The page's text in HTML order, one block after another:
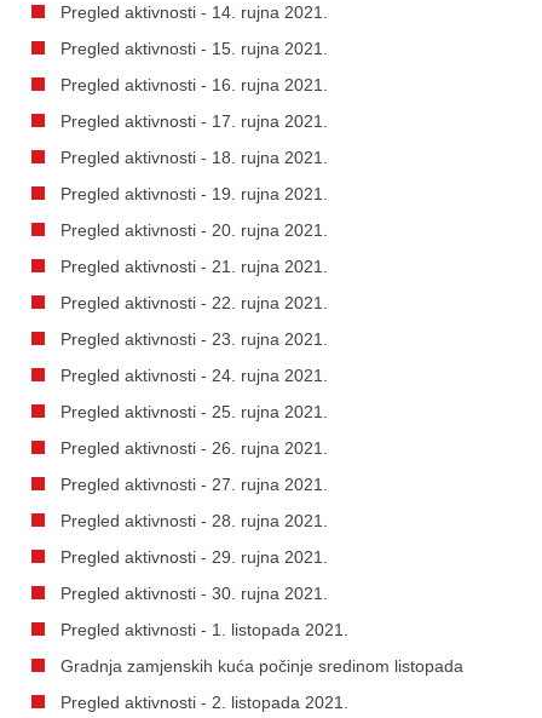
Pregled aktivnosti - 14. rujna 2021.
Pregled aktivnosti - 15. rujna 2021.
Pregled aktivnosti - 16. rujna 2021.
Pregled aktivnosti - 17. rujna 2021.
Pregled aktivnosti - 18. rujna 2021.
Pregled aktivnosti - 19. rujna 2021.
Pregled aktivnosti - 20. rujna 2021.
Pregled aktivnosti - 21. rujna 2021.
Pregled aktivnosti - 22. rujna 2021.
Pregled aktivnosti - 23. rujna 2021.
Pregled aktivnosti - 24. rujna 2021.
Pregled aktivnosti - 25. rujna 2021.
Pregled aktivnosti - 26. rujna 2021.
Pregled aktivnosti - 27. rujna 2021.
Pregled aktivnosti - 28. rujna 2021.
Pregled aktivnosti - 29. rujna 2021.
Pregled aktivnosti - 30. rujna 2021.
Pregled aktivnosti - 1. listopada 2021.
Gradnja zamjenskih kuća počinje sredinom listopada
Pregled aktivnosti - 2. listopada 2021.